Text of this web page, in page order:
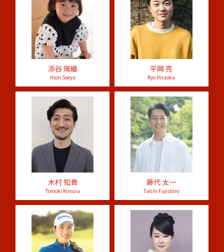
添谷 陽織
Hiori Soeya
平岡 亮
Ryo Hiraoka
⽊村 知貴
Tomoki Kimura
藤代 太一
Taichi Fujishiro